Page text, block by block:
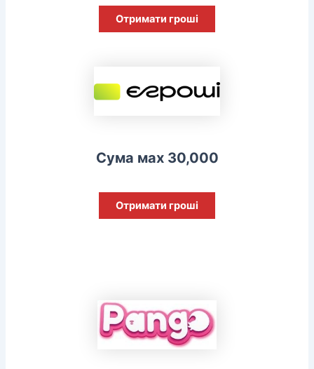
Отримати гроші
Сума мах 30,000
Отримати гроші